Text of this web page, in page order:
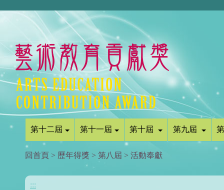
第十二屆 第十一屆 第十屆 第九屆
:::
回首頁 > 歷年得獎 > 第八屆 > 活動奉獻